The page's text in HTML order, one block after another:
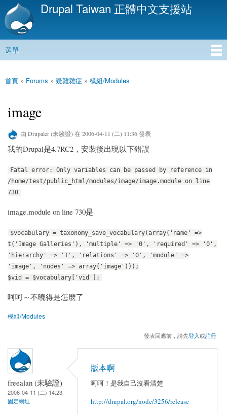
移
內
Drupal Taiwan 正體中文支援站
主選單
選單
您在這裡
首頁 » Forums » 疑難雜症 » 模組/Modules
image
由 Drupaler (未驗證)在 2006-04-11 (二) 11:36 發表
我的Drupal是4.7RC2，安裝後出現以下錯誤
Fatal error: Only variables can be passed by reference in
/home/test/public_html/modules/image/image.module on line
730
image.module on line 730是
$vocabulary = taxonomy_save_vocabulary(array('name' =>
t('Image Galleries'), 'multiple' => '0', 'required' => '0',
'hierarchy' => '1', 'relations' => '0', 'module' =>
'image', 'nodes' => array('image')));
$vid = $vocabulary['vid'];
呵呵～不曉得是怎麼了
模組/Modules
發表回應前，請先登入或註冊
freealan (未驗證)
2006-04-11 (二) 14:23
固定網址
版本啊
呵呵！是我自己沒看清楚
http://drupal.org/node/3256/release